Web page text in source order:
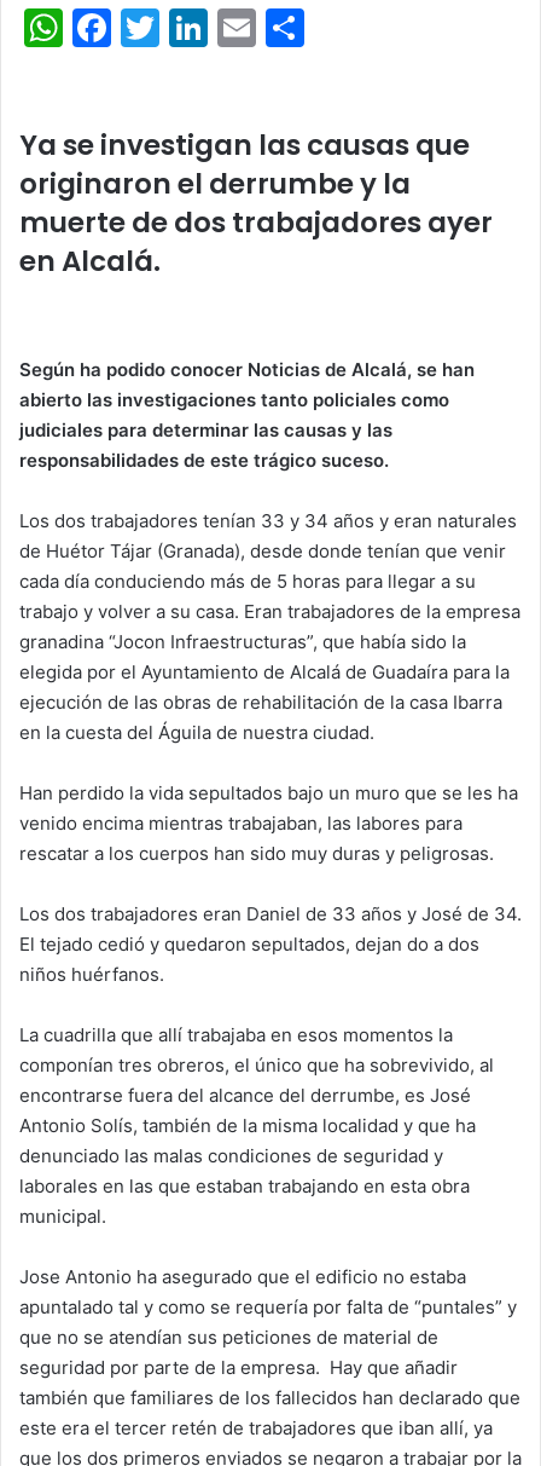
W
s
A
p
p
F
e
b
o
o
T
er
Li
e
dI
n
E
l
p
ar
tir
Ya se investigan las causas que
originaron el derrumbe y la
muerte de dos trabajadores ayer
en Alcalá.
Según ha podido conocer Noticias de Alcalá, se han
abierto las investigaciones tanto policiales como
judiciales para determinar las causas y las
responsabilidades de este trágico suceso.
Los dos trabajadores tenían 33 y 34 años y eran naturales
de Huétor Tájar (Granada), desde donde tenían que venir
cada día conduciendo más de 5 horas para llegar a su
trabajo y volver a su casa. Eran trabajadores de la empresa
granadina “Jocon Infraestructuras”, que había sido la
elegida por el Ayuntamiento de Alcalá de Guadaíra para la
ejecución de las obras de rehabilitación de la casa Ibarra
en la cuesta del Águila de nuestra ciudad.
Han perdido la vida sepultados bajo un muro que se les ha
venido encima mientras trabajaban, las labores para
rescatar a los cuerpos han sido muy duras y peligrosas.
Los dos trabajadores eran Daniel de 33 años y José de 34.
El tejado cedió y quedaron sepultados, dejan do a dos
niños huérfanos.
La cuadrilla que allí trabajaba en esos momentos la
componían tres obreros, el único que ha sobrevivido, al
encontrarse fuera del alcance del derrumbe, es José
Antonio Solís, también de la misma localidad y que ha
denunciado las malas condiciones de seguridad y
laborales en las que estaban trabajando en esta obra
municipal.
Jose Antonio ha asegurado que el edificio no estaba
apuntalado tal y como se requería por falta de “puntales” y
que no se atendían sus peticiones de material de
seguridad por parte de la empresa. Hay que añadir
también que familiares de los fallecidos han declarado que
este era el tercer retén de trabajadores que iban allí, ya
que los dos primeros enviados se negaron a trabajar por la